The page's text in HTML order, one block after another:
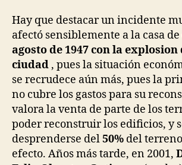
Hay que destacar un incidente
afectó sensiblemente a la casa
agosto de 1947 con la
ciudad , pues la situación
se recrudece aún más, pues la
no cubre los gastos para su
valora la venta de parte de los
poder reconstruir los edificios, y
desprenderse del50% del
efecto. Años más tarde, en 2001,